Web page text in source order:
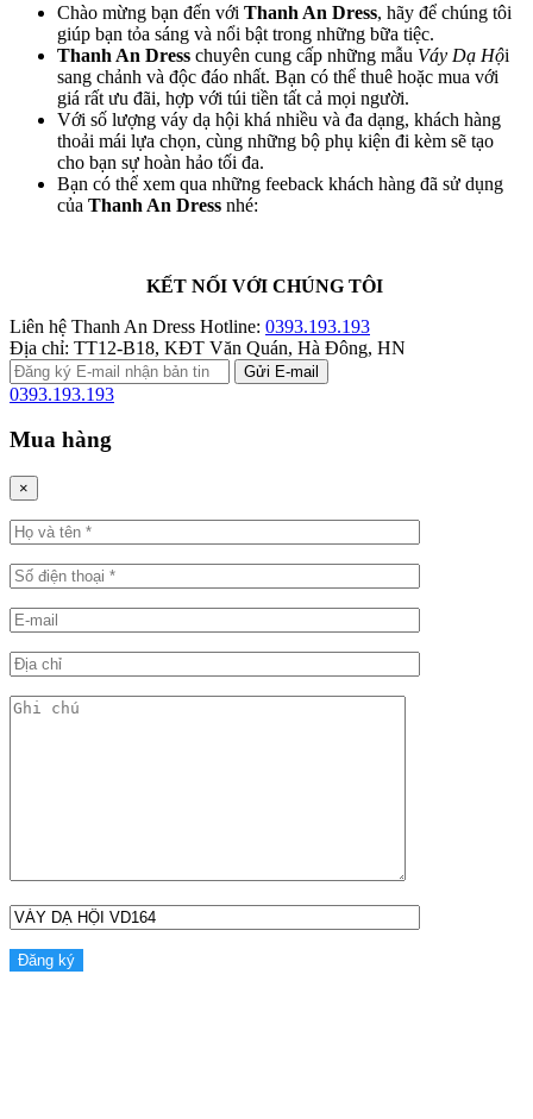
Chào mừng bạn đến với Thanh An Dress, hãy để chúng tôi
giúp bạn tỏa sáng và nổi bật trong những bữa tiệc.
Thanh An Dress chuyên cung cấp những mẫu Váy Dạ Hội
sang chảnh và độc đáo nhất. Bạn có thể thuê hoặc mua với
giá rất ưu đãi, hợp với túi tiền tất cả mọi người.
Với số lượng váy dạ hội khá nhiều và đa dạng, khách hàng
thoải mái lựa chọn, cùng những bộ phụ kiện đi kèm sẽ tạo
cho bạn sự hoàn hảo tối đa.
Bạn có thể xem qua những feeback khách hàng đã sử dụng
của Thanh An Dress nhé:
KẾT NỐI VỚI CHÚNG TÔI
Liên hệ Thanh An Dress Hotline: 0393.193.193
Địa chỉ: TT12-B18, KĐT Văn Quán, Hà Đông, HN
0393.193.193
Mua hàng
×